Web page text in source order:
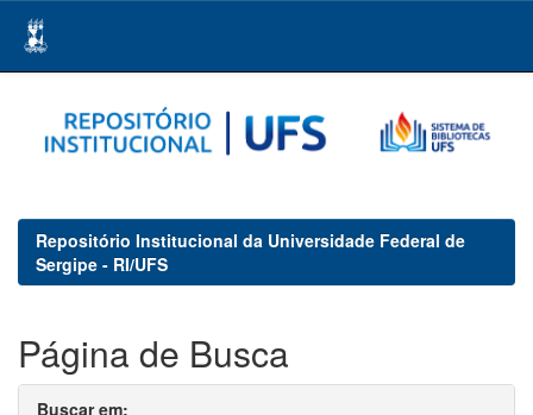
navigation
Repositório Institucional da Universidade Federal de
Sergipe - RI/UFS
Página de Busca
Buscar em: